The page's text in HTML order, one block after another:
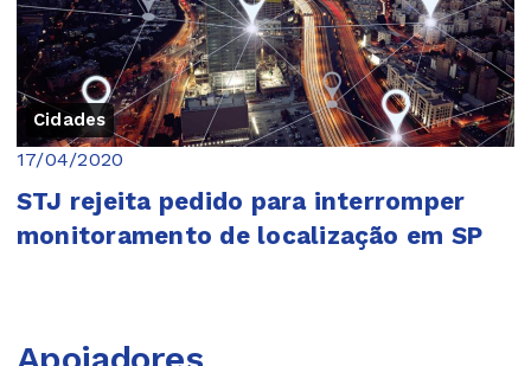
Cidades
17/04/2020
STJ rejeita pedido para interromper
monitoramento de localização em SP